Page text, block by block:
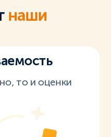
наши
то и оценки